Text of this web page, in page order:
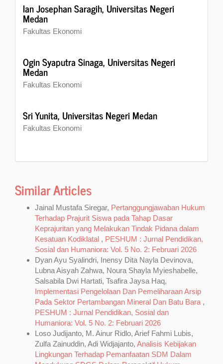
Ian Josephan Saragih, Universitas Negeri
Medan
Fakultas Ekonomi
Ogin Syaputra Sinaga, Universitas Negeri
Medan
Fakultas Ekonomi
Sri Yunita, Universitas Negeri Medan
Fakultas Ekonomi
Similar Articles
Jainal Mustafa Siregar, Pertanggungjawaban Hukum
Terhadap Prajurit Siswa pada Tahap Dasar
Keprajuritan yang Melakukan Tindak Pidana dalam
Kesatuan Kodiklatal , PESHUM : Jurnal Pendidikan,
Sosial dan Humaniora: Vol. 5 No. 2: Februari 2026
Dyan Ayu Syalindri, Inensy Dita Nayla Devinova,
Lubna Aisyah Zahwa, Noura Shayla Myieshabelle,
Salsabila Dwi Hartati, Tsafira Jaysa Haq,
Implementasi Pengelolaan Dan Pemeliharaan Arsip
Pada Sektor Pertambangan Mineral Dan Batu Bara ,
PESHUM : Jurnal Pendidikan, Sosial dan
Humaniora: Vol. 5 No. 2: Februari 2026
Loso Judijanto, M. Ainur Ridlo, Arief Fahmi Lubis,
Zulfa Zainuddin, Adi Widjajanto, Analisis Kebijakan
Lingkungan Terhadap Pemanfaatan SDM Dalam